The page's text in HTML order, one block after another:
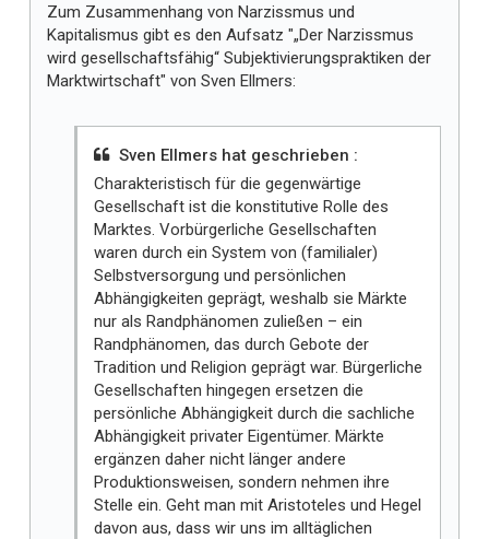
t
m
i
r
Zum Zusammenhang von Narzissmus und
Kapitalismus gibt es den Aufsatz "„Der Narzissmus
wird gesellschaftsfähig“ Subjektivierungspraktiken der
Marktwirtschaft" von Sven Ellmers:
Sven Ellmers hat geschrieben :
Charakteristisch für die gegenwärtige
Gesellschaft ist die konstitutive Rolle des
Marktes. Vorbürgerliche Gesellschaften
waren durch ein System von (familialer)
Selbstversorgung und persönlichen
Abhängigkeiten geprägt, weshalb sie Märkte
nur als Randphänomen zuließen – ein
Randphänomen, das durch Gebote der
Tradition und Religion geprägt war. Bürgerliche
Gesellschaften hingegen ersetzen die
persönliche Abhängigkeit durch die sachliche
Abhängigkeit privater Eigentümer. Märkte
ergänzen daher nicht länger andere
Produktionsweisen, sondern nehmen ihre
Stelle ein. Geht man mit Aristoteles und Hegel
davon aus, dass wir uns im alltäglichen